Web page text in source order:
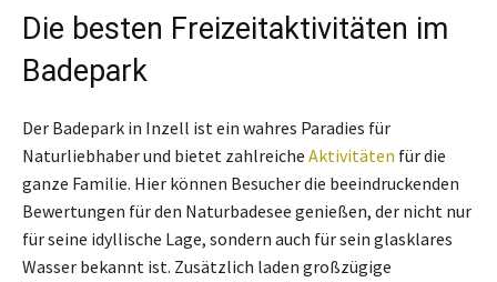
Die besten Freizeitaktivitäten im
Badepark
Der Badepark in Inzell ist ein wahres Paradies für
Naturliebhaber und bietet zahlreiche Aktivitäten für die
ganze Familie. Hier können Besucher die beeindruckenden
Bewertungen für den Naturbadesee genießen, der nicht nur
für seine idyllische Lage, sondern auch für sein glasklares
Wasser bekannt ist. Zusätzlich laden großzügige